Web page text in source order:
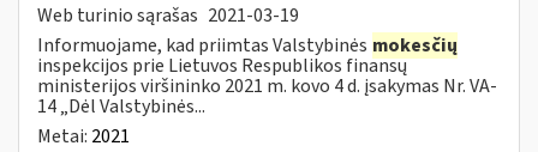
Web turinio sąrašas 2021-03-19
Informuojame, kad priimtas Valstybinės mokesčių
inspekcijos prie Lietuvos Respublikos finansų
ministerijos viršininko 2021 m. kovo 4 d. įsakymas Nr. VA-
14 „Dėl Valstybinės...
Metai: 2021